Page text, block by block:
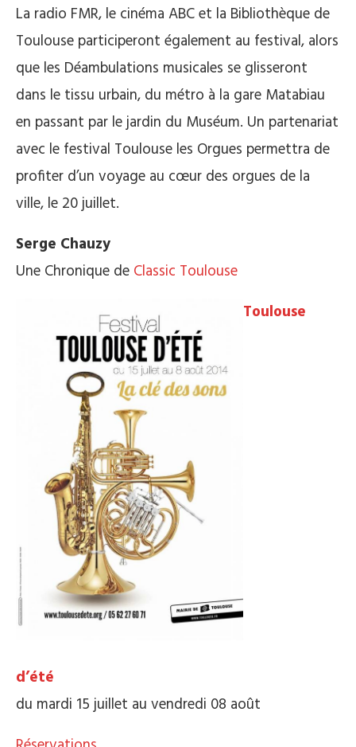
La radio FMR, le cinéma ABC et la Bibliothèque de
Toulouse participeront également au festival, alors
que les Déambulations musicales se glisseront
dans le tissu urbain, du métro à la gare Matabiau
en passant par le jardin du Muséum. Un partenariat
avec le festival Toulouse les Orgues permettra de
profiter d’un voyage au cœur des orgues de la
ville, le 20 juillet.
Serge Chauzy
Une Chronique de Classic Toulouse
Toulouse
d’été
du mardi 15 juillet au vendredi 08 août